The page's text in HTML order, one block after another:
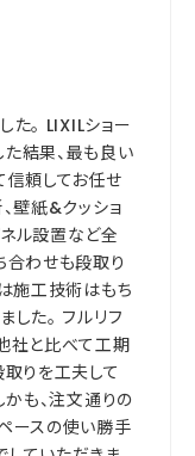
た。 LIXILショー
結果、最も良い
信頼してお任せ
壁紙&クッショ
ル設置など全
合わせも段取り
施工技術はもち
した。 フルリフ
社と比べて工期
取りを工夫して
かも、注文通りの
ースの使い勝手